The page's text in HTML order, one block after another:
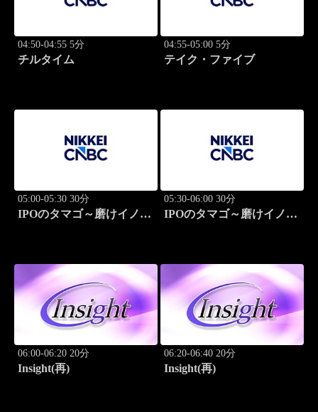
04:50-04:55 5分
チルタイム
04:55-05:00 5分
テイク・ファイブ
05:00-05:30 30分
IPOのタマゴ～磨けイノベ
05:30-06:00 30分
IPOのタマゴ～磨けイノベ
06:00-06:20 20分
Insight(再)
06:20-06:40 20分
Insight(再)